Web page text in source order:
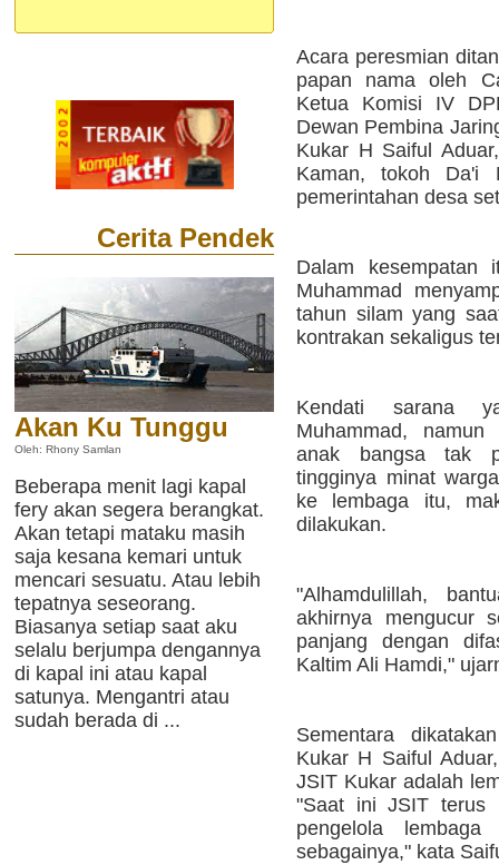
Cerita Pendek
Akan Ku Tunggu
Oleh: Rhony Samlan
Beberapa menit lagi kapal
fery akan segera berangkat.
Akan tetapi mataku masih
saja kesana kemari untuk
mencari sesuatu. Atau lebih
tepatnya seseorang.
Biasanya setiap saat aku
selalu berjumpa dengannya
di kapal ini atau kapal
satunya. Mengantri atau
sudah berada di ...
Acara peresmian
papan nama oleh
Ketua Komisi IV
Dewan Pembina
Kukar H Saiful
Kaman, tokoh Da'i
pemerintahan desa
Dalam
Muhammad
tahun silam yang
kontrakan sekaligus
Kendati sarana
Muhammad, namun
anak bangsa tak
tingginya minat
ke lembaga itu,
dilakukan.
"Alhamdulillah,
akhirnya mengucur
panjang dengan
Kaltim Ali Hamdi,"
Sementara
Kukar H Saiful
JSIT Kukar adalah
"Saat ini JSIT terus
pengelola
sebagainya," kata